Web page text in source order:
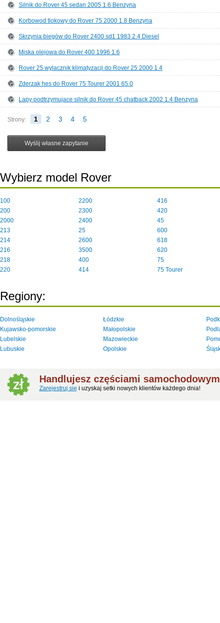
Silnik do Rover 45 sedan 2005 1.6 Benzyna
Korbowod tlokowy do Rover 75 2000 1.8 Benzyna
Skrzynia biegów do Rover 2400 sd1 1983 2.4 Diesel
Miska olejowa do Rover 400 1996 1.6
Rover 25 wylacznik klimatyzacji do Rover 25 2000 1.4
Zderzak hes do Rover 75 Tourer 2001 65.0
Lapy podtrzymujace silnik do Rover 45 chatback 2002 1.4 Benzyna
Strony: 1 2 3 4 5
Wybierz model Rover
100
200
2000
213
214
216
218
220
2200
2300
2400
25
2600
3500
400
414
416
420
45
600
618
620
75
75 Tourer
Regiony:
Dolnośląskie
Kujawsko-pomorskie
Lubelskie
Lubuskie
Łódzkie
Małopolskie
Mazowieckie
Opolskie
Handlujesz częściami
Zarejestruj się i uzyskaj setki nowych klientów każdego dnia!